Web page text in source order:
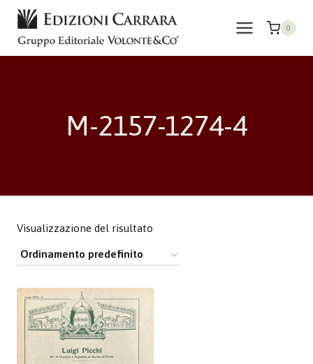
Salta
contenuto
0
M-2157-1274-4
Visualizzazione del risultato